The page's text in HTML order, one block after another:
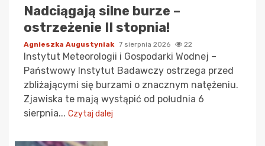
Nadciągają silne burze –
ostrzeżenie II stopnia!
Agnieszka Augustyniak 7 sierpnia 2026 22
Instytut Meteorologii i Gospodarki Wodnej –
Państwowy Instytut Badawczy ostrzega przed
zbliżającymi się burzami o znacznym natężeniu.
Zjawiska te mają wystąpić od południa 6
sierpnia... Czytaj dalej